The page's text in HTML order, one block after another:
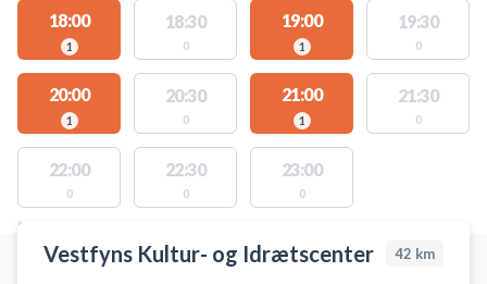
18:00
1
18:30
0
19:00
1
19:30
0
20:00
1
20:30
0
21:00
1
21:30
0
22:00
0
22:30
0
23:00
0
STEDER MED LEDIGE AKTIVITETER
Vestfyns Kultur- og Idrætscenter 42 km